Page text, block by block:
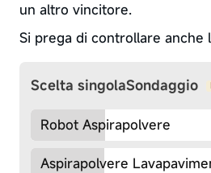
un altro vincitore.
Si prega di controllare anche
Scelta singolaSondaggio
Robot Aspirapolvere
Aspirapolvere